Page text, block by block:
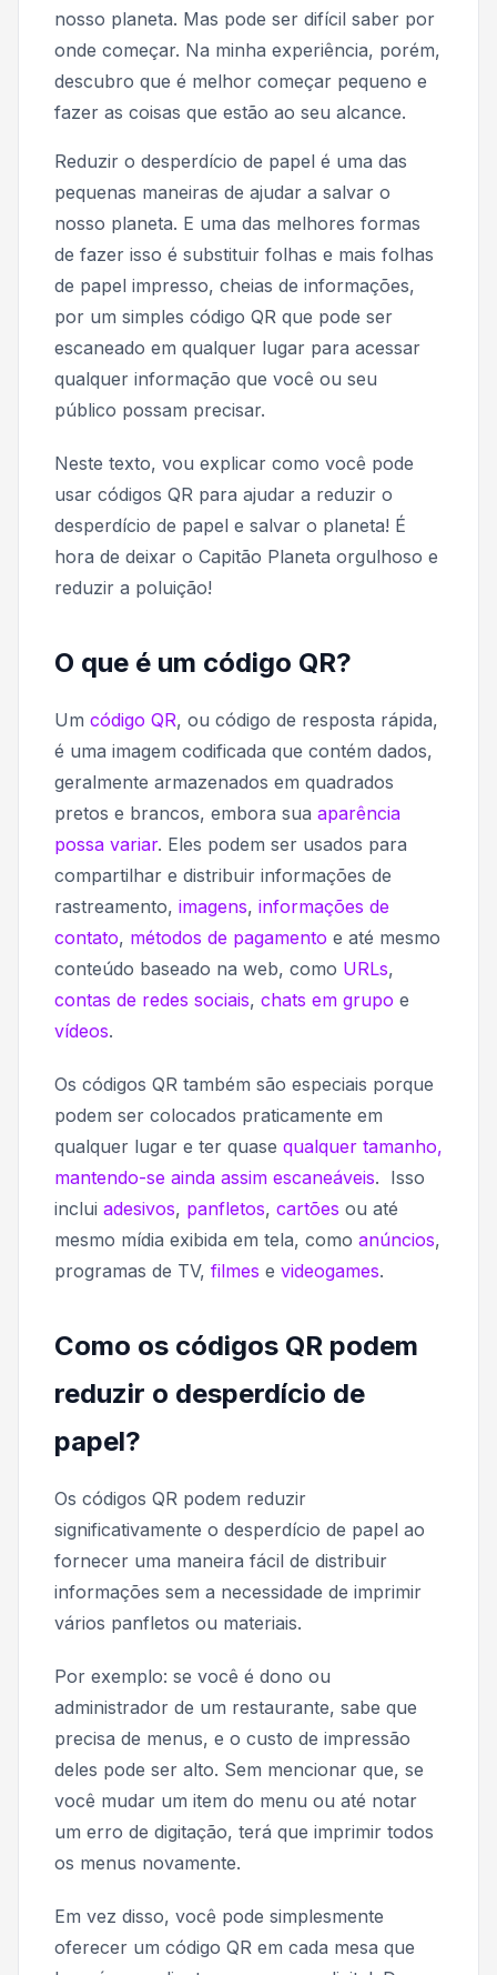
nosso planeta. Mas pode ser difícil saber por
onde começar. Na minha experiência, porém,
descubro que é melhor começar pequeno e
fazer as coisas que estão ao seu alcance.
Reduzir o desperdício de papel é uma das
pequenas maneiras de ajudar a salvar o
nosso planeta. E uma das melhores formas
de fazer isso é substituir folhas e mais folhas
de papel impresso, cheias de informações,
por um simples código QR que pode ser
escaneado em qualquer lugar para acessar
qualquer informação que você ou seu
público possam precisar.
Neste texto, vou explicar como você pode
usar códigos QR para ajudar a reduzir o
desperdício de papel e salvar o planeta! É
hora de deixar o Capitão Planeta orgulhoso e
reduzir a poluição!
O que é um código QR?
Um código QR, ou código de resposta rápida,
é uma imagem codificada que contém dados,
geralmente armazenados em quadrados
pretos e brancos, embora sua aparência
possa variar. Eles podem ser usados para
compartilhar e distribuir informações de
rastreamento, imagens, informações de
contato, métodos de pagamento e até mesmo
conteúdo baseado na web, como URLs,
contas de redes sociais, chats em grupo e
vídeos.
Os códigos QR também são especiais porque
podem ser colocados praticamente em
qualquer lugar e ter quase qualquer tamanho,
mantendo-se ainda assim escaneáveis. Isso
inclui adesivos, panfletos, cartões ou até
mesmo mídia exibida em tela, como anúncios,
programas de TV, filmes e videogames.
Como os códigos QR podem
reduzir o desperdício de
papel?
Os códigos QR podem reduzir
significativamente o desperdício de papel ao
fornecer uma maneira fácil de distribuir
informações sem a necessidade de imprimir
vários panfletos ou materiais.
Por exemplo: se você é dono ou
administrador de um restaurante, sabe que
precisa de menus, e o custo de impressão
deles pode ser alto. Sem mencionar que, se
você mudar um item do menu ou até notar
um erro de digitação, terá que imprimir todos
os menus novamente.
Em vez disso, você pode simplesmente
oferecer um código QR em cada mesa que